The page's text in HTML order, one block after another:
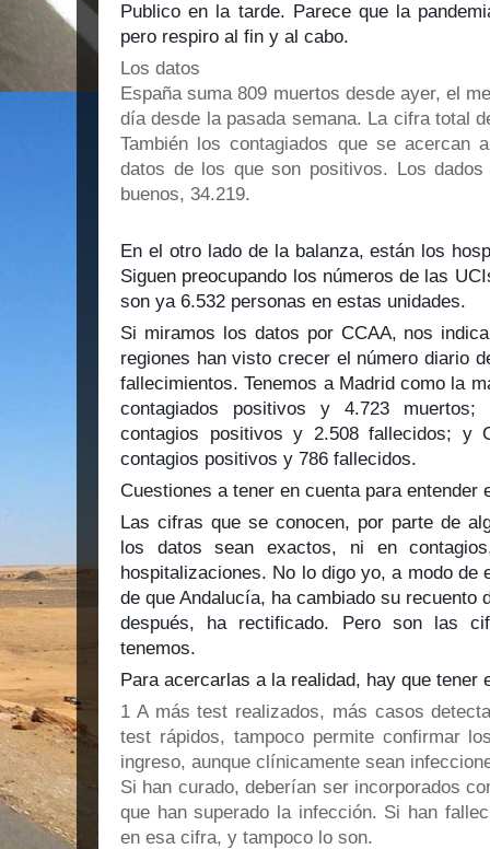
Publico en la tarde. Parece que la
pero respiro al fin y al cabo.
Los datos
España suma 809 muertos desde ayer, el
día desde la pasada semana. La cifra total
También los contagiados que se acercan
datos de los que son positivos. Los
buenos, 34.219.
En el otro lado de la balanza, están los
Siguen preocupando los números de las
son ya 6.532 personas en estas unidades.
Si miramos los datos por CCAA, nos
regiones han visto crecer el número diario
fallecimientos. Tenemos a Madrid como la
contagiados positivos y 4.723
contagios positivos y 2.508 fallecidos; y
contagios positivos y 786 fallecidos.
Cuestiones a tener en cuenta para entender
Las cifras que se conocen, por parte de
los datos sean exactos, ni en
hospitalizaciones. No lo digo yo, a modo de
de que Andalucía, ha cambiado su recuento
después, ha rectificado. Pero son las
tenemos.
Para acercarlas a la realidad, hay que tener
1 A más test realizados, más casos
test rápidos, tampoco permite confirmar
ingreso, aunque clínicamente sean
Si han curado, deberían ser incorporados
que han superado la infección. Si han
en esa cifra, y tampoco lo son.